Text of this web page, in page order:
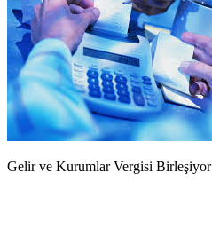
Gelir ve Kurumlar Vergisi Birleşiyor